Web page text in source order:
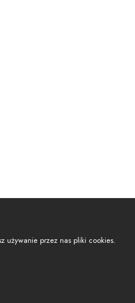
używanie przez nas pliki cookies.